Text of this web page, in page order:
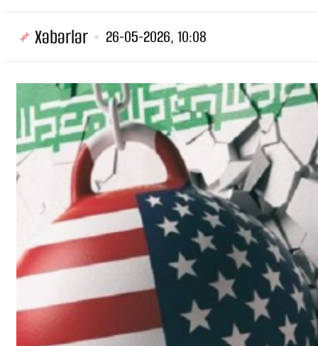
Xəbərlər 26-05-2026, 10:08